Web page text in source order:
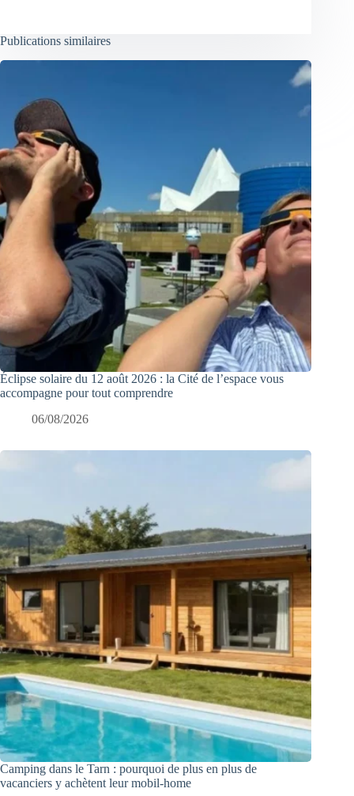
Publications similaires
Éclipse solaire du 12 août 2026 : la Cité de l’espace vous
accompagne pour tout comprendre
06/08/2026
Camping dans le Tarn : pourquoi de plus en plus de
vacanciers y achètent leur mobil-home